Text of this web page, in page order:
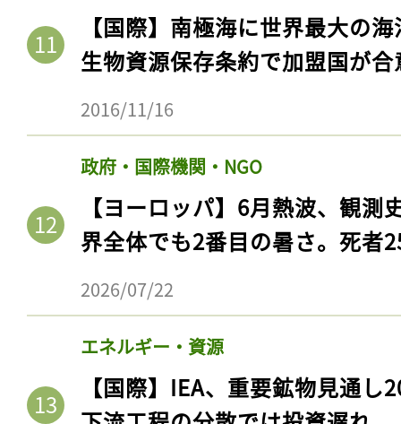
【国際】南極海に世界最大の
生物資源保存条約で加盟国が合
2016/11/16
政府・国際機関・NGO
【ヨーロッパ】6月熱波、観
界全体でも2番目の暑さ。死者
2026/07/22
エネルギー・資源
【国際】IEA、重要鉱物見通